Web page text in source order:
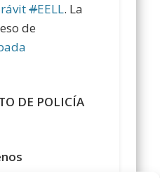
#EELL. La
de
DE POLICÍA